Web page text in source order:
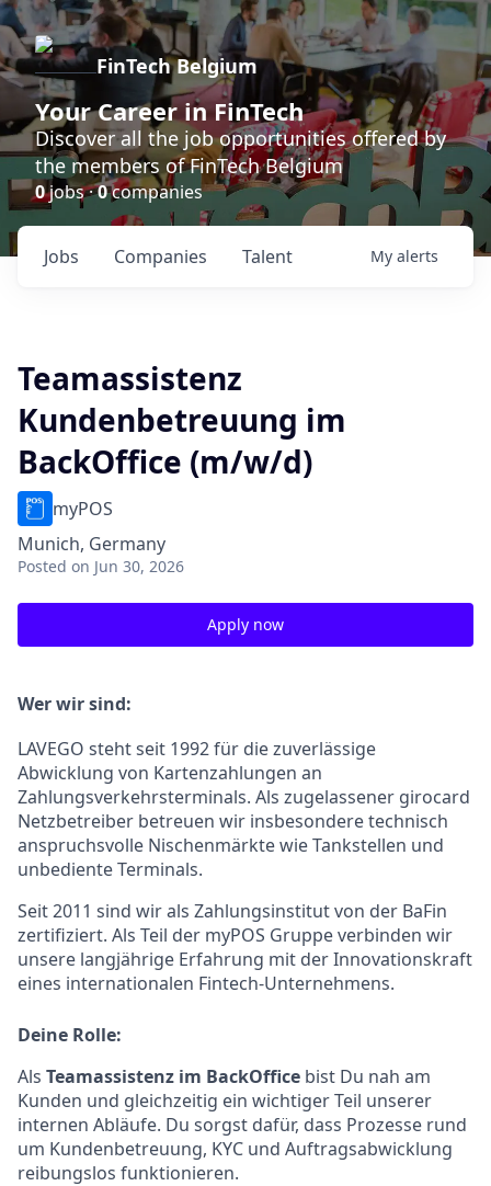
FinTech Belgium
Your Career in FinTech
Discover all the job opportunities offered by
the members of FinTech Belgium
0jobs ·0companies
Jobs Companies Talent My alerts
Teamassistenz
Kundenbetreuung im
BackOffice (m/w/d)
myPOS
Munich, Germany
Posted on Jun 30, 2026
Apply now
Wer wir sind:
LAVEGO steht seit 1992 für die zuverlässige
Abwicklung von Kartenzahlungen an
Zahlungsverkehrsterminals. Als zugelassener girocard
Netzbetreiber betreuen wir insbesondere technisch
anspruchsvolle Nischenmärkte wie Tankstellen und
unbediente Terminals.
Seit 2011 sind wir als Zahlungsinstitut von der BaFin
zertifiziert. Als Teil der myPOS Gruppe verbinden wir
unsere langjährige Erfahrung mit der Innovationskraft
eines internationalen Fintech-Unternehmens.
Deine Rolle:
Als Teamassistenz im BackOffice bist Du nah am
Kunden und gleichzeitig ein wichtiger Teil unserer
internen Abläufe. Du sorgst dafür, dass Prozesse rund
um Kundenbetreuung, KYC und Auftragsabwicklung
reibungslos funktionieren.